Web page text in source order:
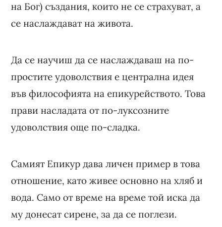
на Бог) създания, които не се страхуват, а
се наслаждават на живота.
Да се научиш да се наслаждаваш на по-
простите удоволствия е централна идея
във философията на епикурейството. Това
прави насладата от по-луксозните
удоволствия още по-сладка.
Самият Епикур дава личен пример в това
отношение, като живее основно на хляб и
вода. Само от време на време той иска да
му донесат сирене, за да се поглези.